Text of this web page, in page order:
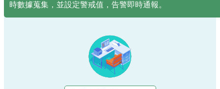
時數據蒐集，並設定警戒值，告警即時通報。